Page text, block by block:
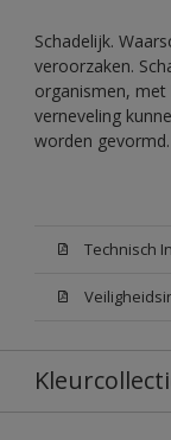
Schadelijk.
veroorzaken.
organismen, met
verneveling
worden
Technisch